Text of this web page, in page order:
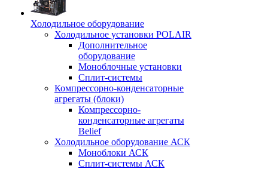
Холодильное оборудование
Холодильное установки POLAIR
Дополнительное
оборудование
Моноблочные установки
Сплит-системы
Компрессорно-конденсаторные
агрегаты (блоки)
Компрессорно-
конденсаторные агрегаты
Belief
Холодильное оборудование АСК
Моноблоки АСК
Сплит-системы АСК